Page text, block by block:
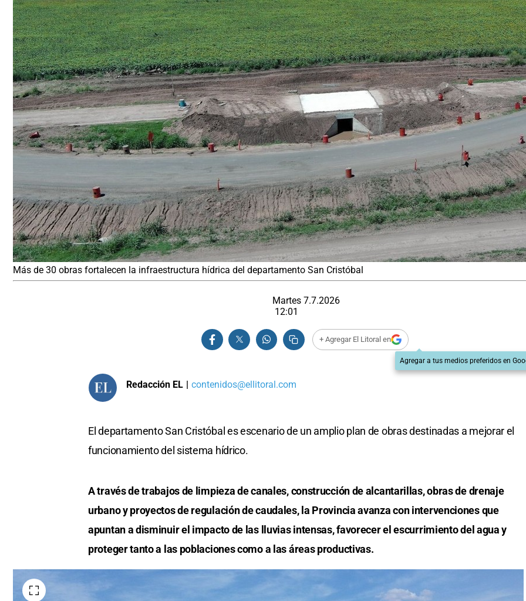
Más de 30 obras fortalecen la infraestructura hídrica del departamento San Cristóbal
Martes 7.7.2026
12:01
+ Agregar El Litoral en
Agregar a tus medios preferidos en
Redacción EL | contenidos@ellitoral.com
El departamento San Cristóbal es escenario de un amplio plan de obras destinadas a mejorar el
funcionamiento del sistema hídrico.
A través de trabajos de limpieza de canales, construcción de alcantarillas, obras de drenaje
urbano y proyectos de regulación de caudales, la Provincia avanza con intervenciones que
apuntan a disminuir el impacto de las lluvias intensas, favorecer el escurrimiento del agua y
proteger tanto a las poblaciones como a las áreas productivas.